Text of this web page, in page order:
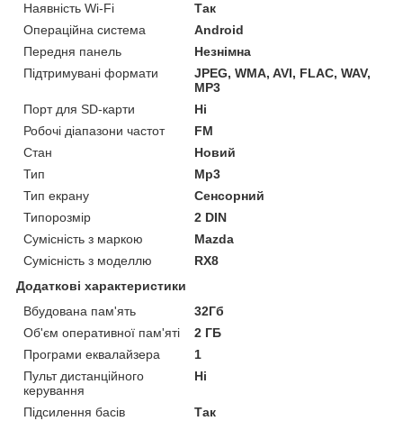
Наявність Wi-Fi
Так
Операційна система
Android
Передня панель
Незнімна
Підтримувані формати
JPEG, WMA, AVI, FLAC, WAV,
MP3
Порт для SD-карти
Ні
Робочі діапазони частот
FM
Стан
Новий
Тип
Mp3
Тип екрану
Сенсорний
Типорозмір
2 DIN
Сумісність з маркою
Mazda
Сумісність з моделлю
RX8
Додаткові характеристики
Вбудована пам'ять
32Гб
Об'єм оперативної пам'яті
2 ГБ
Програми еквалайзера
1
Пульт дистанційного
керування
Ні
Підсилення басів
Так